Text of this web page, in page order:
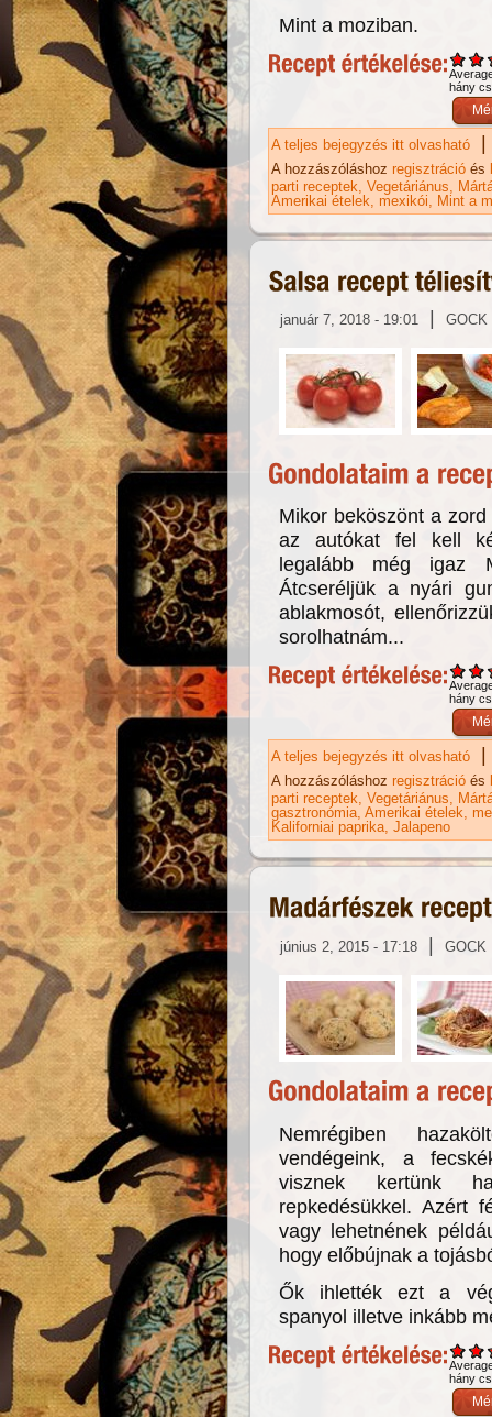
Mint a moziban.
hány
A teljes bejegyzés itt olvasható |
A hozzászóláshoz regisztráció és
parti receptek Vegetáriánus
Amerikai ételek
mexikói Mint a
január 7, 2018 - 19:01 | GOCK
Mikor beköszönt a
az autókat fel kell
legalább még igaz
Átcseréljük a nyári
ablakmosót,
sorolhatnám...
hány
A teljes bejegyzés itt olvasható |
A hozzászóláshoz regisztráció és
parti receptek Vegetáriánus
gasztronómia Amerikai ételek
Kaliforniai paprika Jalapeno
június 2, 2015 - 17:18 | GOCK
Nemrégiben
vendégeink, a
visznek kertünk
repkedésükkel. Azért
vagy lehetnének
hogy előbújnak a
Ők ihlették ezt a
spanyol illetve inkább
hány